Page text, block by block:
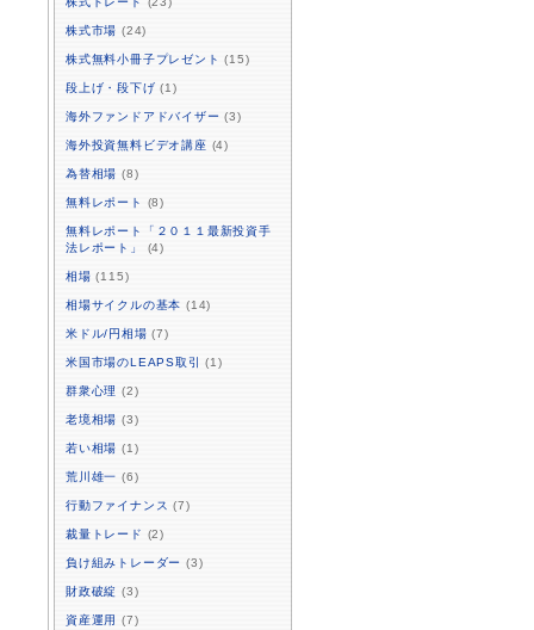
株式市場 (24)
株式無料小冊子プレゼント (15)
段上げ・段下げ (1)
海外ファンドアドバイザー (3)
海外投資無料ビデオ講座 (4)
為替相場 (8)
無料レポート (8)
無料レポート「２０１１最新投資手
法レポート」
(4)
相場 (115)
相場サイクルの基本 (14)
米ドル/円相場 (7)
米国市場のLEAPS取引 (1)
群衆心理 (2)
老境相場 (3)
若い相場 (1)
荒川雄一 (6)
行動ファイナンス (7)
裁量トレード (2)
負け組みトレーダー (3)
財政破綻 (3)
資産運用 (7)